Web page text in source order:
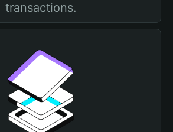
transactions.